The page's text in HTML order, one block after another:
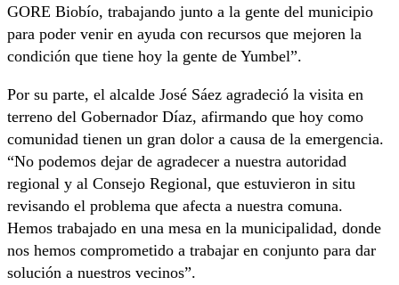
GORE Biobío, trabajando junto a la gente del municipio
para poder venir en ayuda con recursos que mejoren la
condición que tiene hoy la gente de Yumbel”.
Por su parte, el alcalde José Sáez agradeció la visita en
terreno del Gobernador Díaz, afirmando que hoy como
comunidad tienen un gran dolor a causa de la emergencia.
“No podemos dejar de agradecer a nuestra autoridad
regional y al Consejo Regional, que estuvieron in situ
revisando el problema que afecta a nuestra comuna.
Hemos trabajado en una mesa en la municipalidad, donde
nos hemos comprometido a trabajar en conjunto para dar
solución a nuestros vecinos”.